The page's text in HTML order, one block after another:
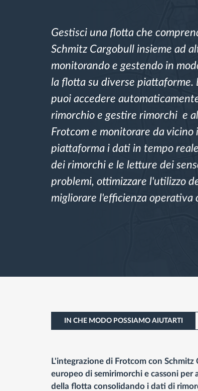
Gestione carburante
Pianificazione dei percorsi e
monitoraggio
Identificazione automatica del
conducente
Gestisci una flotta che
Schmitz Cargobull insieme ad
monitorando e gestendo in
la flotta su diverse piattaforme.
puoi accedere
rimorchio e gestire rimorchi e
Frotcom e monitorare da vicino
piattaforma i dati in tempo
dei rimorchi e le letture dei
problemi, ottimizzare l'utilizzo
migliorare l'efficienza operativa
IN CHE MODO POSSIAMO AIUTARTI
L'integrazione di Frotcom con
europeo di semirimorchi e cassoni per
della flotta consolidando i dati di